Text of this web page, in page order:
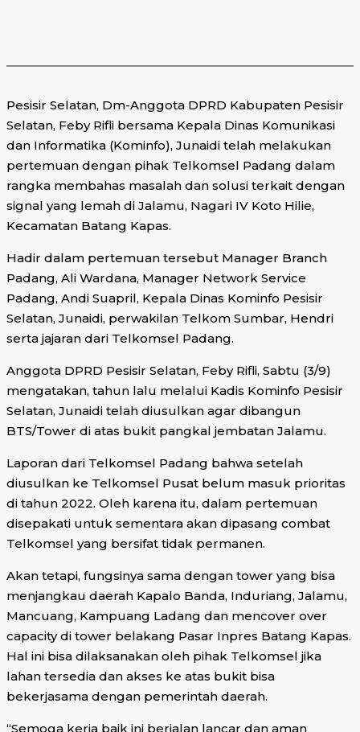
Pesisir Selatan, Dm-Anggota DPRD Kabupaten Pesisir
Selatan, Feby Rifli bersama Kepala Dinas Komunikasi
dan Informatika (Kominfo), Junaidi telah melakukan
pertemuan dengan pihak Telkomsel Padang dalam
rangka membahas masalah dan solusi terkait dengan
signal yang lemah di Jalamu, Nagari IV Koto Hilie,
Kecamatan Batang Kapas.
Hadir dalam pertemuan tersebut Manager Branch
Padang, Ali Wardana, Manager Network Service
Padang, Andi Suapril, Kepala Dinas Kominfo Pesisir
Selatan, Junaidi, perwakilan Telkom Sumbar, Hendri
serta jajaran dari Telkomsel Padang.
Anggota DPRD Pesisir Selatan, Feby Rifli, Sabtu (3/9)
mengatakan, tahun lalu melalui Kadis Kominfo Pesisir
Selatan, Junaidi telah diusulkan agar dibangun
BTS/Tower di atas bukit pangkal jembatan Jalamu.
Laporan dari Telkomsel Padang bahwa setelah
diusulkan ke Telkomsel Pusat belum masuk prioritas
di tahun 2022. Oleh karena itu, dalam pertemuan
disepakati untuk sementara akan dipasang combat
Telkomsel yang bersifat tidak permanen.
Akan tetapi, fungsinya sama dengan tower yang bisa
menjangkau daerah Kapalo Banda, Induriang, Jalamu,
Mancuang, Kampuang Ladang dan mencover over
capacity di tower belakang Pasar Inpres Batang Kapas.
Hal ini bisa dilaksanakan oleh pihak Telkomsel jika
lahan tersedia dan akses ke atas bukit bisa
bekerjasama dengan pemerintah daerah.
“Semoga kerja baik ini berjalan lancar dan aman